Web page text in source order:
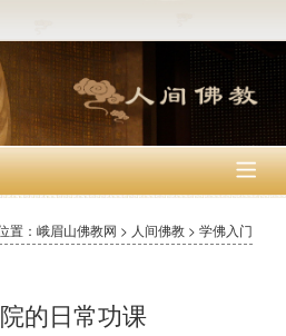

置：峨眉山佛教网 > 人间佛教 > 学佛入门
的日常功课